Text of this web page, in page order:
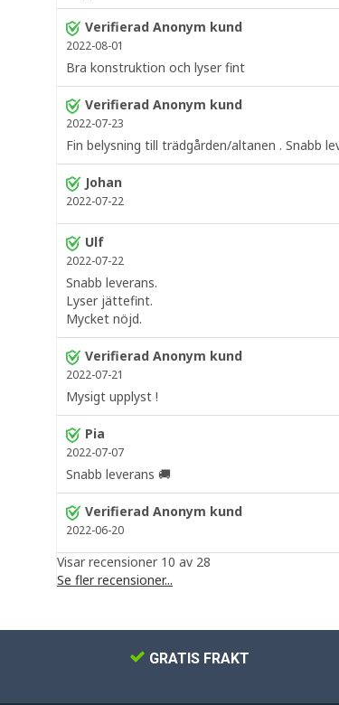
Verifierad Anonym kund
2022-08-01
Bra konstruktion och lyser fint
Verifierad Anonym kund
2022-07-23
Fin belysning till trädgården/altanen . Snabb
Johan
2022-07-22
Ulf
2022-07-22
Snabb leverans.
Lyser jättefint.
Mycket nöjd.
Verifierad Anonym kund
2022-07-21
Mysigt upplyst !
Pia
2022-07-07
Snabb leverans 🚚
Verifierad Anonym kund
2022-06-20
Visar recensioner 10 av 28
Se fler recensioner...
GRATIS FRAKT